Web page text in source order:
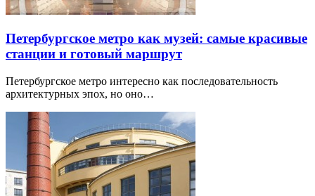
Петербургское метро как музей: самые красивые
станции и готовый маршрут
Петербургское метро интересно как последовательность
архитектурных эпох, но оно…